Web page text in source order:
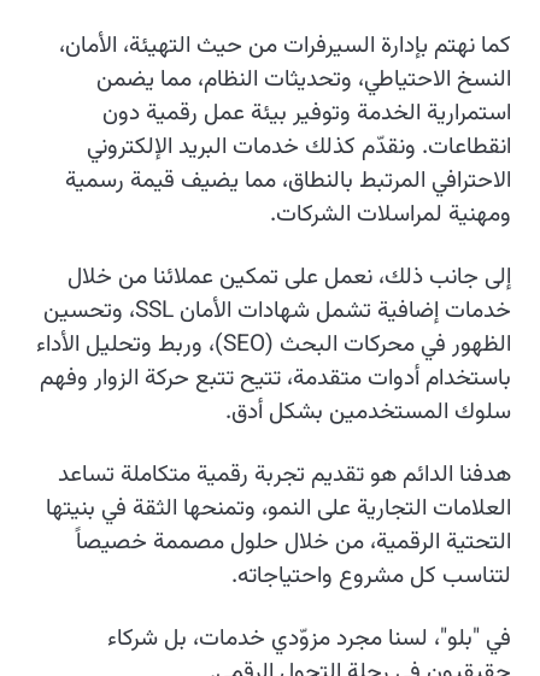
كما نهتم بإدارة السيرفرات من حيث التهيئة، الأمان،
النسخ الاحتياطي، وتحديثات النظام، مما يضمن
استمرارية الخدمة وتوفير بيئة عمل رقمية دون
انقطاعات. ونقدّم كذلك خدمات البريد الإلكتروني
الاحترافي المرتبط بالنطاق، مما يضيف قيمة رسمية
ومهنية لمراسلات الشركات.
إلى جانب ذلك، نعمل على تمكين عملائنا من خلال
خدمات إضافية تشمل شهادات الأمان SSL، وتحسين
الظهور في محركات البحث (SEO)، وربط وتحليل الأداء
باستخدام أدوات متقدمة، تتيح تتبع حركة الزوار وفهم
سلوك المستخدمين بشكل أدق.
هدفنا الدائم هو تقديم تجربة رقمية متكاملة تساعد
العلامات التجارية على النمو، وتمنحها الثقة في بنيتها
التحتية الرقمية، من خلال حلول مصممة خصيصاً
لتناسب كل مشروع واحتياجاته.
في "بلو"، لسنا مجرد مزوّدي خدمات، بل شركاء